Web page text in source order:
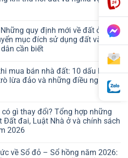
quy định mới về đất ở, đất
mục đích sử dụng đất và quy
cần biết
mua bán nhà đất: 10 dấu hiệu
lừa đảo và những điều người
gì thay đổi? Tổng hợp những
Đất đai, Luật Nhà ở và chính sách
2026
về Sổ đỏ – Sổ hồng năm 2026: